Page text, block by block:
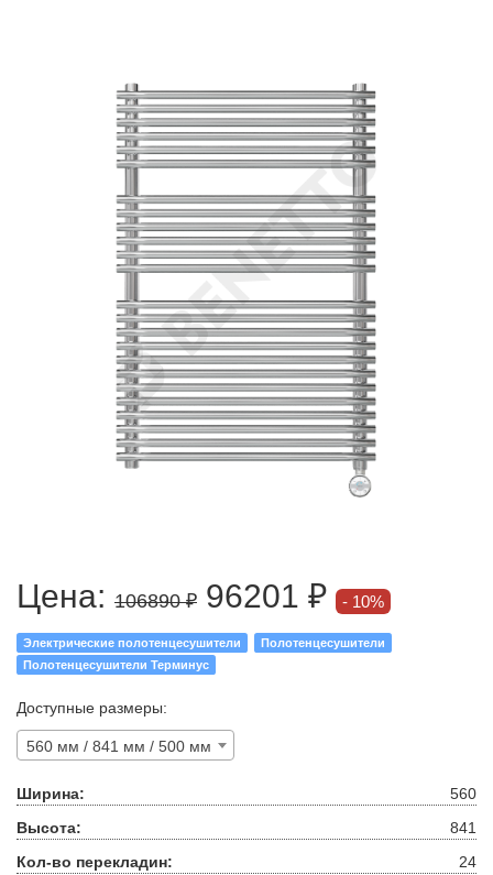
Цена: 106890 ₽ 96201 ₽ 10%
Электрические полотенцесушители
Полотенцесушители
Полотенцесушители Терминус
Доступные размеры:
560 мм / 841 мм / 500 мм
Ширина:
560
Высота:
841
Кол-во перекладин:
24